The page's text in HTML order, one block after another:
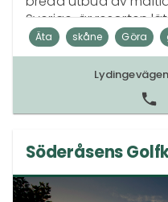
Sverige, är resorten
lokalbor och
Äta skåne Göra
Lydingevägen
Söderåsens